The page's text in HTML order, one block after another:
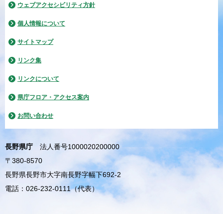
ウェブアクセシビリティ方針
個人情報について
サイトマップ
リンク集
リンクについて
県庁フロア・アクセス案内
お問い合わせ
長野県庁
法人番号1000020200000
〒380-8570
長野県長野市大字南長野字幅下692-2
電話：026-232-0111（代表）